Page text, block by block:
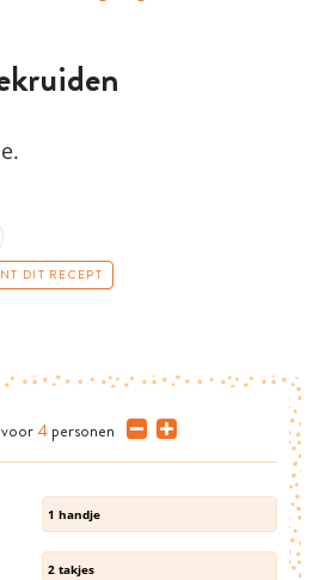
DIT RECEPT
voor 4 personen
1 handje
2 takjes